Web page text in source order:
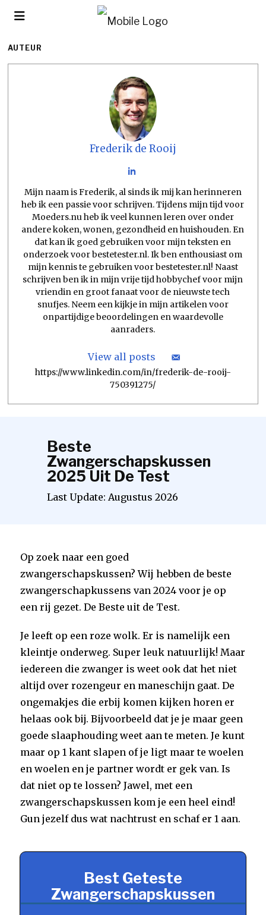
AUTEUR
Frederik de Rooij
Mijn naam is Frederik, al sinds ik mij kan herinneren
heb ik een passie voor schrijven. Tijdens mijn tijd voor
Moeders.nu heb ik veel kunnen leren over onder
andere koken, wonen, gezondheid en huishouden. En
dat kan ik goed gebruiken voor mijn teksten en
onderzoek voor bestetester.nl. Ik ben enthousiast om
mijn kennis te gebruiken voor bestetester.nl! Naast
schrijven ben ik in mijn vrije tijd hobbychef voor mijn
vriendin en groot fanaat voor de nieuwste tech
snufjes. Neem een kijkje in mijn artikelen voor
onpartijdige beoordelingen en waardevolle
aanraders.
View all posts
https://www.linkedin.com/in/frederik-de-rooij-
750391275/
Beste
Zwangerschapskussen
2025 Uit De Test
Last Update: Augustus 2026
Op zoek naar een goed
zwangerschapskussen? Wij hebben de beste
zwangerschapkussens van 2024 voor je op
een rij gezet. De Beste uit de Test.
Je leeft op een roze wolk. Er is namelijk een
kleintje onderweg. Super leuk natuurlijk! Maar
iedereen die zwanger is weet ook dat het niet
altijd over rozengeur en maneschijn gaat. De
ongemakjes die erbij komen kijken horen er
helaas ook bij. Bijvoorbeeld dat je je maar geen
goede slaaphouding weet aan te meten. Je kunt
maar op 1 kant slapen of je ligt maar te woelen
en woelen en je partner wordt er gek van. Is
dat niet op te lossen? Jawel, met een
zwangerschapskussen kom je een heel eind!
Gun jezelf dus wat nachtrust en schaf er 1 aan.
Best Geteste
Zwangerschapskussen